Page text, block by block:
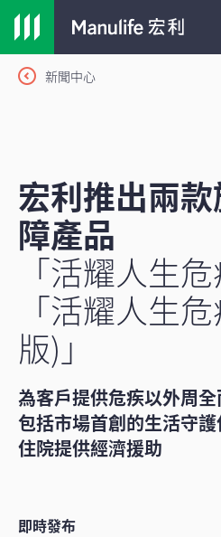
新聞中心
宏利推出兩
障產品
「活耀人生
「活耀人生
版)」
為客戶提供危疾以外周
包括市場首創的生活守
住院提供經濟援助
即時發布